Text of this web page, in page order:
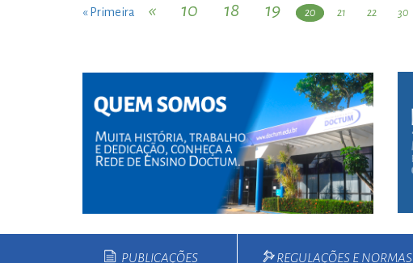
« Primeira « 10 18 19 20 21 22 30
PUBLICAÇÕES REGULAÇÕES E NORMAS